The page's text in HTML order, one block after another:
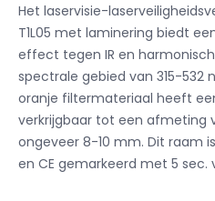
Het laservisie-
T1L05 met laminering biedt
effect tegen IR en
spectrale gebied van 315-532
oranje filtermateriaal heeft
verkrijgbaar tot een afmeting
ongeveer 8-10 mm. Dit raam
en CE gemarkeerd met 5 sec.